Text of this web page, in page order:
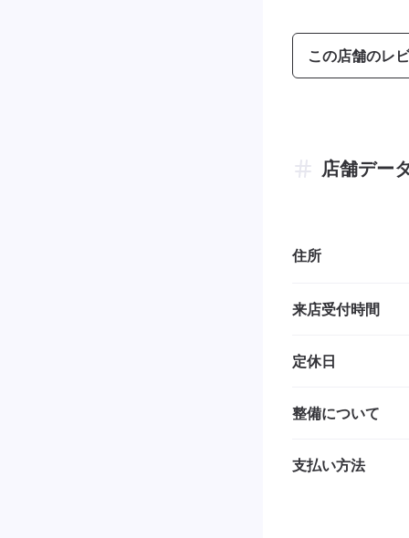
この店舗のレ
店舗デー
住所
来店受付時間
定休日
整備について
支払い方法